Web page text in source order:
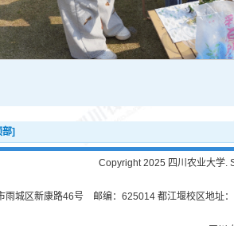
部]
Copyright 2025 四川农业大学.
雨城区新康路46号 邮编：625014 都江堰校区地址